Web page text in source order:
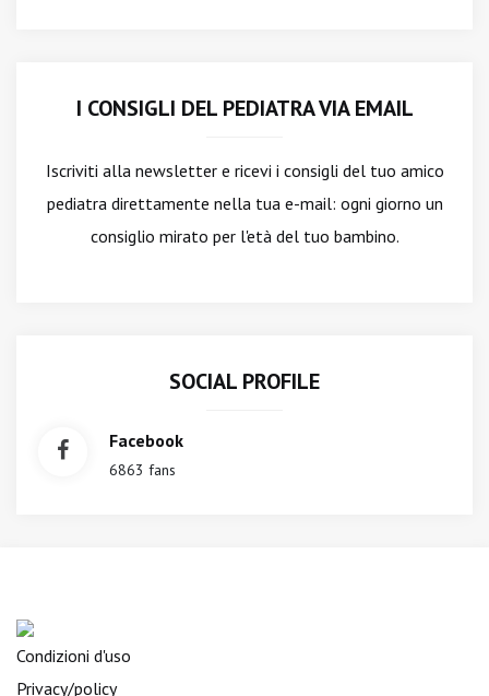
I CONSIGLI DEL PEDIATRA VIA EMAIL
Iscriviti alla newslettere ricevi i consigli del tuo amico
pediatra direttamente nella tua e-mail: ogni giorno un
consiglio mirato per l'età del tuo bambino.
SOCIAL PROFILE
Facebook
6863 fans
Condizioni d'uso
Privacy/policy